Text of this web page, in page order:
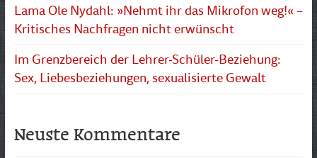
Lama Ole Nydahl: »Nehmt ihr das Mikrofon weg!« –
Kritisches Nachfragen nicht erwünscht
Im Grenzbereich der Lehrer-Schüler-Beziehung:
Sex, Liebesbeziehungen, sexualisierte Gewalt
Neuste Kommentare